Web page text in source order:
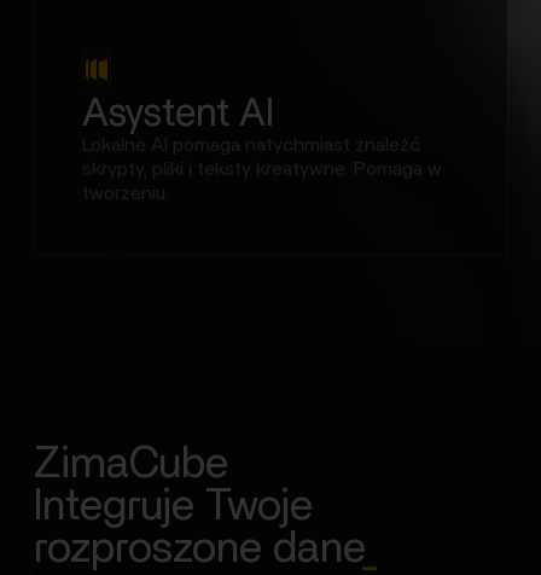
Asystent AI
Lokalne AI pomaga natychmiast znaleźć
skrypty, pliki i teksty kreatywne. Pomaga w
tworzeniu.
ZimaCube
Integruje Twoje
rozproszone dane_